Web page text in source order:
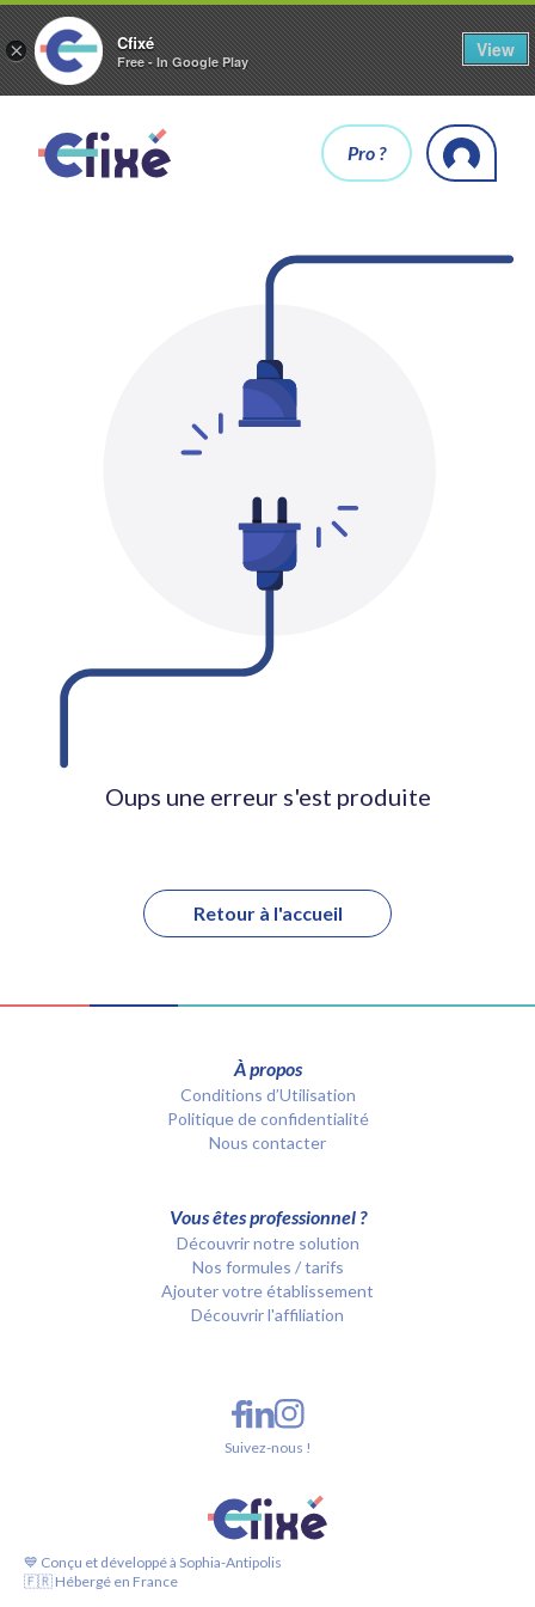
× Cfixé
Free - In Google Play
View
Pro ?
Oups une erreur s'est produite
Retour à l'accueil
À propos
Conditions d’Utilisation
Politique de confidentialité
Nous contacter
Vous êtes professionnel ?
Découvrir notre solution
Nos formules / tarifs
Ajouter votre établissement
Découvrir l'affiliation
💙 Conçu et développé à Sophia-Antipolis
🇫🇷 Hébergé en France
Suivez-nous !